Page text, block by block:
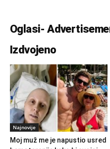
Oglasi-
Izdvojeno
Najnovije
Moj muž me je napustio usred